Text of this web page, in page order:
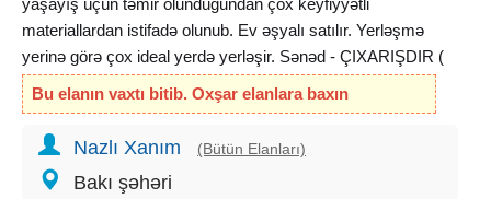
materiallardan istifadə olunub. Ev əşyalı satılır. Yerləşmə
yerinə görə çox ideal yerdə yerləşir. Sənəd - ÇIXARIŞDIR (
KUPÇA ).
Qiymət : 126 000 AZN
Şirkətin xidmət haqqı 1 % təşkil edir.
Bu elanın vaxtı bitib. Oxşar elanlara baxın
Nazlı Xanım (Bütün Elanları)
Bakı şəhəri